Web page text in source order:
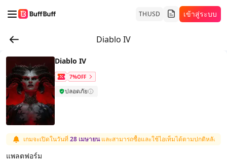
THUSD เข้าสู่ระบบ
Diablo IV
Diablo IV
7%OFF
ปลอดภัย
เกมจะเปิดในวันที่28 เมษายนและสามารถซื้อและใช้ไอเท็มได้ตามปกติหลังจากเ
แพลตฟอร์ม